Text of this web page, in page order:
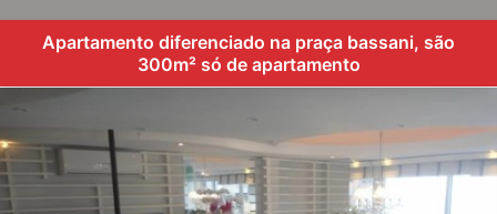
Apartamento diferenciado na praça bassani, são
300m² só de apartamento